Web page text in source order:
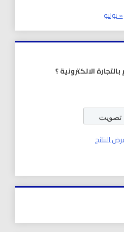
« يوليو
الالكترونية ؟
النتائج